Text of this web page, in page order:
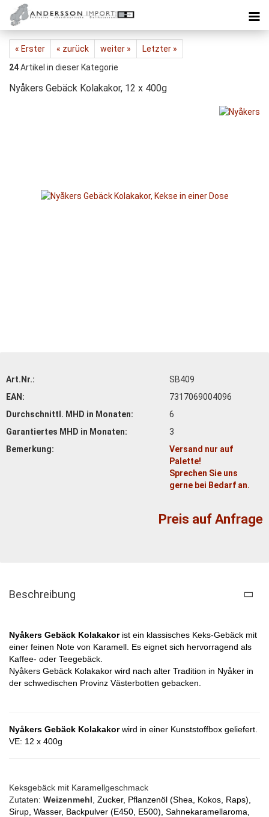
« Erster « zurück weiter »
Letzter »
24Artikel in dieser Kategorie
Nyåkers Gebäck Kolakakor, 12 x 400g
Art.Nr.:
SB409
EAN:
7317069004096
Durchschnittl. MHD in Monaten:
6
Garantiertes MHD in Monaten:
3
Bemerkung:
Versand nur auf
Palette!
Sprechen Sie uns
gerne bei Bedarf an.
Preis auf Anfrage
Beschreibung
Nyåkers Gebäck Kolakakorist ein klassisches Keks-Gebäck mit
einer feinen Note von Karamell. Es eignet sich hervorragend als
Kaffee- oder Teegebäck.
Nyåkers Gebäck Kolakakor wird nach alter Tradition in Nyåker in
der schwedischen Provinz Västerbotten gebacken.
Nyåkers Gebäck Kolakakorwird in einer Kunststoffbox geliefert.
VE: 12 x 400g
Keksgebäck mit Karamellgeschmack
Zutaten: Weizenmehl Zucker, Pflanzenöl (Shea, Kokos, Raps),
Sirup, Wasser, Backpulver (E450, E500), Sahnekaramellaroma,